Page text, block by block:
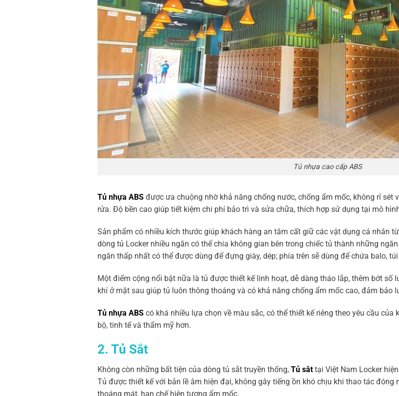
Tủ nhựa cao cấp ABS
Tủ nhựa ABSđược ưa chuộng nhờ khả năng chống nước, chống ẩm mốc, không rỉ sét
rửa. Độ bền cao giúp tiết kiệm chi phí bảo trì và sửa chữa, thích hợp sử dụng tại mô
Sản phẩm có nhiều kích thước giúp khách hàng an tâm cất giữ các vật dụng cá nhân
dòng tủ Locker nhiều ngăn có thể chia không gian bên trong chiếc tủ thành những
ngăn thấp nhất có thể được dùng để đựng giày, dép; phía trên sẽ dùng để chứa balo,
Một điểm cộng nổi bật nữa là tủ được thiết kế linh hoạt, dễ dàng tháo lắp, thêm bớt số
khí ở mặt sau giúp tủ luôn thông thoáng và có khả năng chống ẩm mốc cao, đảm bảo
Tủ nhựa ABScó khá nhiều lựa chọn về màu sắc, có thể thiết kế riêng theo yêu cầu
bộ, tinh tế và thẩm mỹ hơn.
2. Tủ Sắt
Không còn những bất tiện của dòng tủ sắttruyền thống, Tủ sắttại Việt Nam Locker
Tủ được thiết kế với bản lề âm hiện đại, không gây tiếng ồn khó chịu khi thao tác
thoáng mát, hạn chế hiện tượng ẩm mốc.